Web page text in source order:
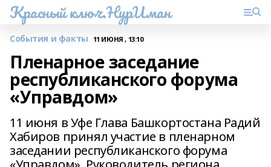
Красный ключ.НурИман
События и факты 11 ИЮНЯ , 13:10
Пленарное заседание
республиканского форума
«Управдом»
11 июня в Уфе Глава Башкортостана Радий
Хабиров принял участие в пленарном
заседании республиканского форума